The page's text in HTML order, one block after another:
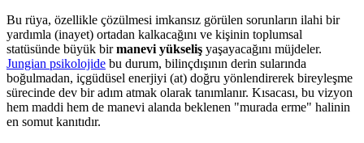
Bu rüya, özellikle çözülmesi imkansız görülen sorunların ilahi bir
yardımla (inayet) ortadan kalkacağını ve kişinin toplumsal
statüsünde büyük birmanevi yükseliş yaşayacağını müjdeler.
Jungian psikolojide bu durum, bilinçdışının derin sularında
boğulmadan, içgüdüsel enerjiyi (at) doğru yönlendirerek bireyleşme
sürecinde dev bir adım atmak olarak tanımlanır. Kısacası, bu vizyon
hem maddi hem de manevi alanda beklenen "murada erme" halinin
en somut kanıtıdır.